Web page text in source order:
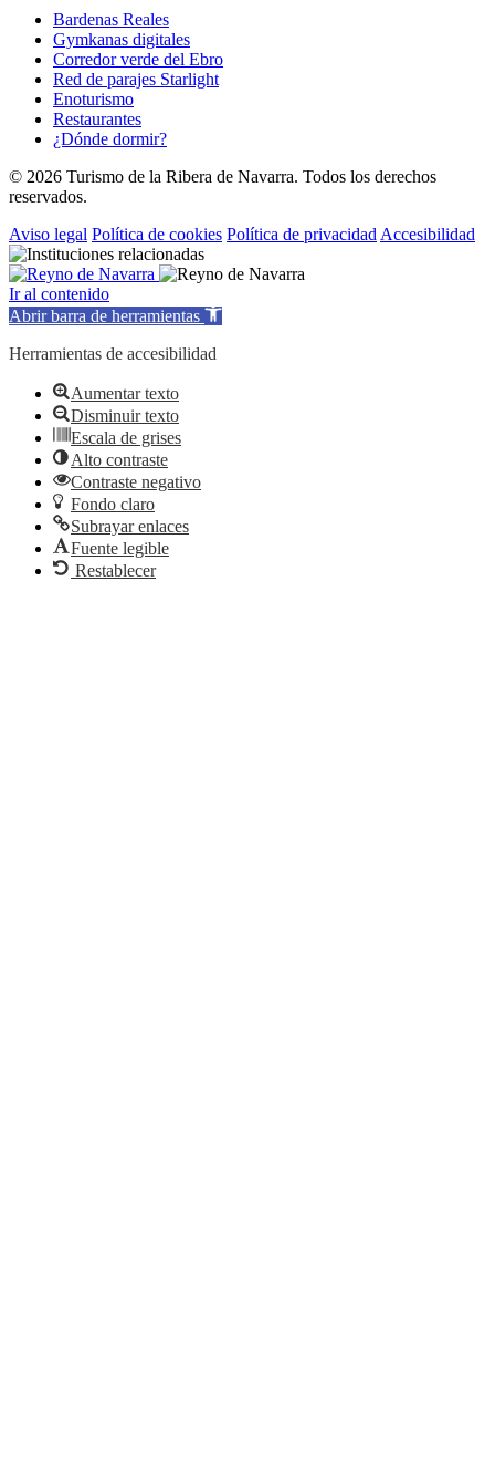
Bardenas Reales
Gymkanas digitales
Corredor verde del Ebro
Red de parajes Starlight
Enoturismo
Restaurantes
¿Dónde dormir?
© 2026 Turismo de la Ribera de Navarra. Todos los derechos
reservados.
Aviso legal Política de cookies Política de privacidad Accesibilidad
Ir al contenido
Abrir barra de herramientas
Herramientas de accesibilidad
Aumentar texto
Disminuir texto
Escala de grises
Alto contraste
Contraste negativo
Fondo claro
Subrayar enlaces
Fuente legible
Restablecer